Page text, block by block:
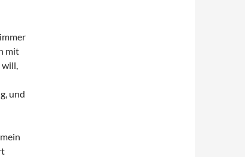
mit
will,
und